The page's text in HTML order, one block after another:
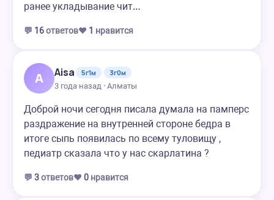
ранее укладывание чит…
💬 16ответов❤️ 1 нравится
A Aisa 5г1м
3г0м
3 года назад · Алматы
Доброй ночи сегодня писала думала на памперс
раздражение на внутренней стороне бедра в
итоге сыпь появилась по всему туловищу ,
педиатр сказала что у нас скарлатина ?
💬 3ответов❤️ 0 нравится